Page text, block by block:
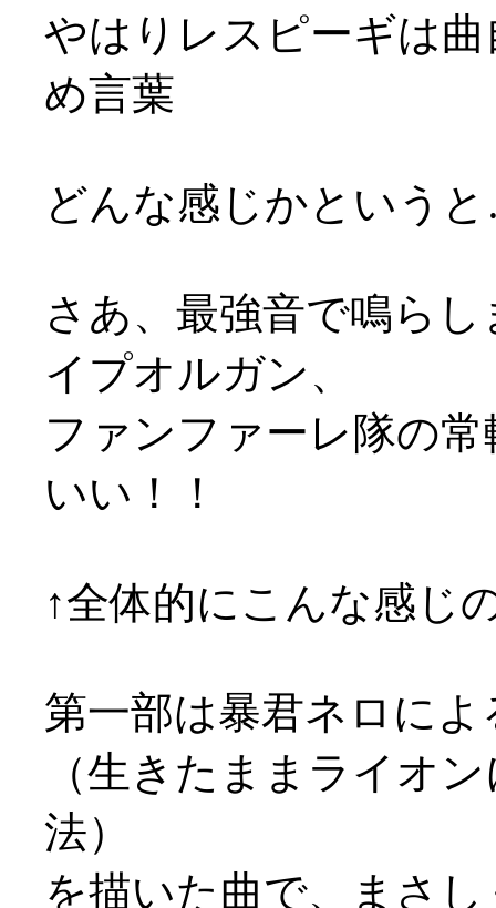
やはりレスピーギは
め言葉
どんな感じかという
さあ、最強音で鳴ら
イプオルガン、
ファンファーレ隊の
いい！！
↑全体的にこんな感じ
第一部は暴君ネロに
（生きたままライオ
法）
を描いた曲で、まさ